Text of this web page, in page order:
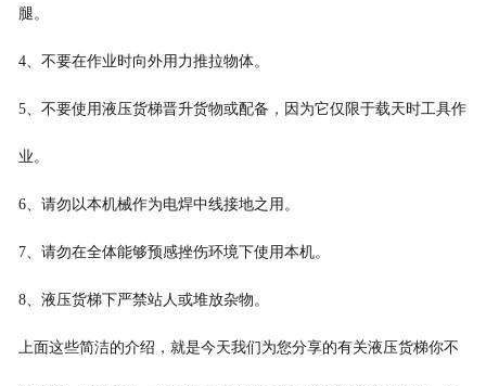
腿。
4、不要在作业时向外用力推拉物体。
5、不要使用液压货梯晋升货物或配备，因为它仅限于载天时工具作
业。
6、请勿以本机械作为电焊中线接地之用。
7、请勿在全体能够预感挫伤环境下使用本机。
8、液压货梯下严禁站人或堆放杂物。
上面这些简洁的介绍，就是今天我们为您分享的有关液压货梯你不